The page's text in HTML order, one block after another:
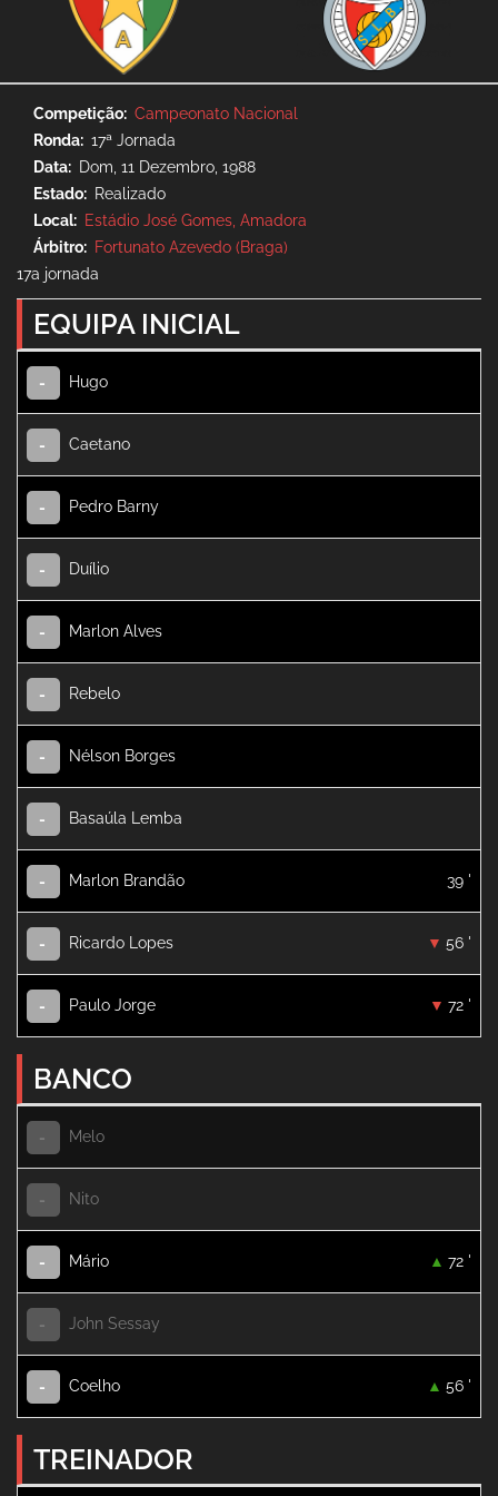
Competição
Campeonato Nacional
Ronda
17ª Jornada
Data
Dom, 11 Dezembro, 1988
Estado
Realizado
Local
Estádio José Gomes, Amadora
Árbitro
Fortunato Azevedo (Braga)
17a jornada
EQUIPA INICIAL
- Hugo
- Caetano
- Pedro Barny
- Duílio
- Marlon Alves
- Rebelo
- Nélson Borges
- Basaúla Lemba
- Marlon Brandão 39 '
- Ricardo Lopes 56 '
- Paulo Jorge 72 '
BANCO
- Melo
- Nito
- Mário 72 '
- John Sessay
- Coelho 56 '
TREINADOR